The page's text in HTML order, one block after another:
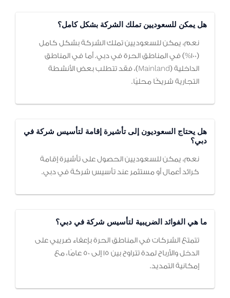
هل يمكن للسعوديين تملك الشركة بشكل كامل؟
نعم، يمكن للسعوديين تملك الشركة بشكل كامل
(100%) في المناطق الحرة في دبي. أما في المناطق
الداخلية (Mainland)، فقد تتطلب بعض الأنشطة
التجارية شريكًا محليًا.
هل يحتاج السعوديون إلى تأشيرة إقامة لتأسيس شركة في
دبي؟
نعم، يمكن للسعوديين الحصول على تأشيرة إقامة
كرائد أعمال أو مستثمر عند تأسيس شركة في دبي.
ما هي الفوائد الضريبية لتأسيس شركة في دبي؟
تتمتع الشركات في المناطق الحرة بإعفاء ضريبي على
الدخل والأرباح لمدة تتراوح بين 15 إلى 50 عامًا، مع
إمكانية التمديد.